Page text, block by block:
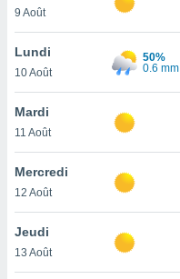
qu'ils
ou
le
ainsi
un
la
du
9 Août
Lundi
10 Août
50%
0.6 mm
Mardi
11 Août
Mercredi
12 Août
Jeudi
13 Août